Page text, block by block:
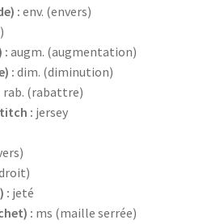
: env. (envers)
: augm. (augmentation)
: dim. (diminution)
rab. (rabattre)
: jersey
: jeté
: ms (maille serrée)